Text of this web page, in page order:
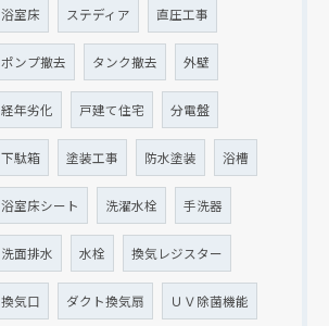
浴室床 ステディア 直圧工事
ポンプ撤去 タンク撤去 外壁
経年劣化 戸建て住宅 分電盤
下駄箱 塗装工事 防水塗装 浴槽
浴室床シート 洗濯水栓 手洗器
洗面排水 水栓 換気レジスター
換気口 ダクト換気扇 ＵＶ除菌機能